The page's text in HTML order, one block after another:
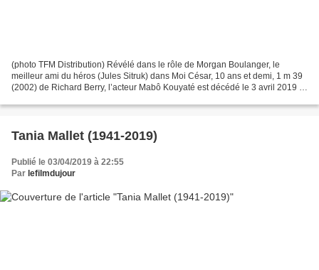
(photo TFM Distribution) Révélé dans le rôle de Morgan Boulanger, le
meilleur ami du héros (Jules Sitruk) dans Moi César, 10 ans et demi, 1 m 39
(2002) de Richard Berry, l’acteur Mabô Kouyaté est décédé le 3 avril 2019 à
Tania Mallet (1941-2019)
Publié le 03/04/2019 à 22:55
Par lefilmdujour